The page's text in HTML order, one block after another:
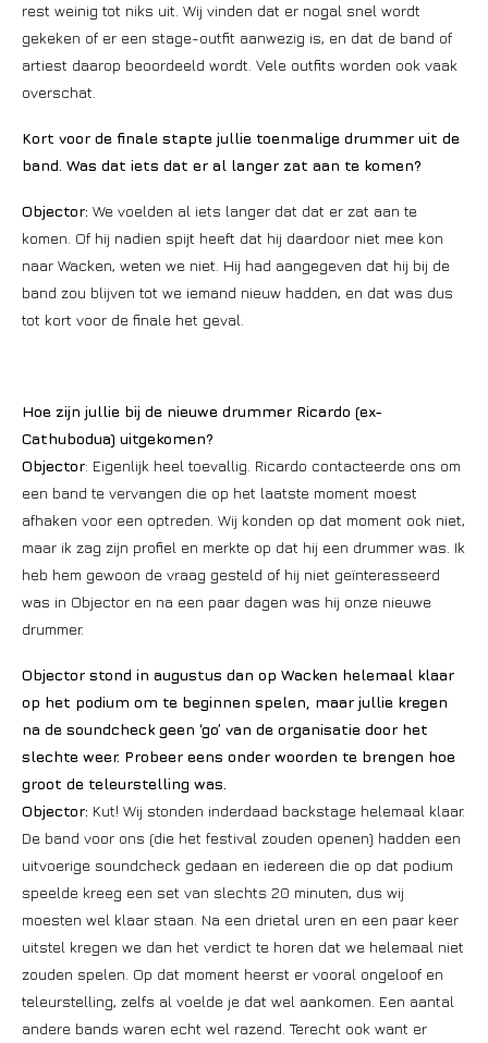
rest weinig tot niks uit. Wij vinden dat er nogal snel wordt
gekeken of er een stage-outfit aanwezig is, en dat de band of
artiest daarop beoordeeld wordt. Vele outfits worden ook vaak
overschat.
Kort voor de finale stapte jullie toenmalige drummer uit de
band. Was dat iets dat er al langer zat aan te komen?
Objector: We voelden al iets langer dat dat er zat aan te
komen. Of hij nadien spijt heeft dat hij daardoor niet mee kon
naar Wacken, weten we niet. Hij had aangegeven dat hij bij de
band zou blijven tot we iemand nieuw hadden, en dat was dus
tot kort voor de finale het geval.
Hoe zijn jullie bij de nieuwe drummer Ricardo (ex-
Cathubodua) uitgekomen?
Objector: Eigenlijk heel toevallig. Ricardo contacteerde ons om
een band te vervangen die op het laatste moment moest
afhaken voor een optreden. Wij konden op dat moment ook niet,
maar ik zag zijn profiel en merkte op dat hij een drummer was. Ik
heb hem gewoon de vraag gesteld of hij niet geïnteresseerd
was in Objector en na een paar dagen was hij onze nieuwe
drummer.
Objector stond in augustus dan op Wacken helemaal klaar
op het podium om te beginnen spelen, maar jullie kregen
na de soundcheck geen ‘go’ van de organisatie door het
slechte weer. Probeer eens onder woorden te brengen hoe
groot de teleurstelling was.
Objector: Kut! Wij stonden inderdaad backstage helemaal klaar.
De band voor ons (die het festival zouden openen) hadden een
uitvoerige soundcheck gedaan en iedereen die op dat podium
speelde kreeg een set van slechts 20 minuten, dus wij
moesten wel klaar staan. Na een drietal uren en een paar keer
uitstel kregen we dan het verdict te horen dat we helemaal niet
zouden spelen. Op dat moment heerst er vooral ongeloof en
teleurstelling, zelfs al voelde je dat wel aankomen. Een aantal
andere bands waren echt wel razend. Terecht ook want er